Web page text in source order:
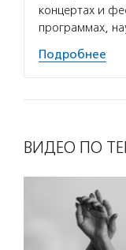
концертах и
программах,
Подробнее
ВИДЕО ПО